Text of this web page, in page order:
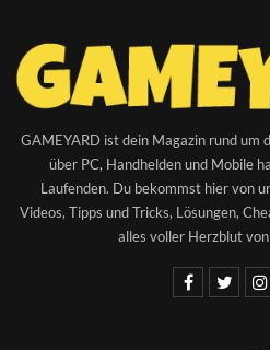
GAMEYARD ist dein Magazin rund um
über PC, Handhelden und Mobile
Laufenden. Du bekommst hier von
Videos, Tipps und Tricks, Lösungen,
alles voller Herzblut